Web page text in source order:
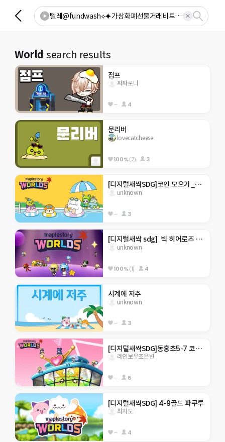
World search results
점프
짜짜로니
-- 4
문리버
lovecatcheese
100%(2) 3
[디지털새싹SDG]코인 모으기_행현초 5-2
unknown
-- 3
[디지털새싹 sdg]  빅 히어로즈 _제주 한라대 _기아종식 _코인 모으기 _망고제작
unknown
100%(1) 4
시계에 저주
unknown
-- 3
[디지털새싹SDG]동홍초5-7 코인모으기!
레인보우조은변
-- 6
[디지털새싹SDG] 4-9골드 파쿠루
최지도
-- 4